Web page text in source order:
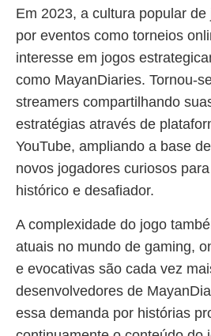
Em 2023, a cultura popular
por eventos como torneios
interesse em jogos
como MayanDiaries. Tornou-
streamers compartilhando
estratégias através de
YouTube, ampliando a base
novos jogadores curiosos
histórico e desafiador.
A complexidade do jogo
atuais no mundo de gaming,
e evocativas são cada vez
desenvolvedores de
essa demanda por histórias